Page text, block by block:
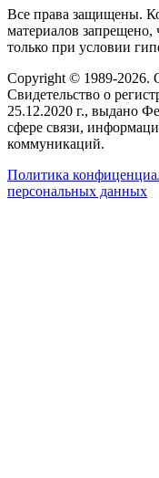
Все права защищены.
материалов
только при условии
Copyright © 1989-
Свидетельство о
25.12.2020 г., выдано
сфере связи,
коммуникаций.
Политика
персональных данных